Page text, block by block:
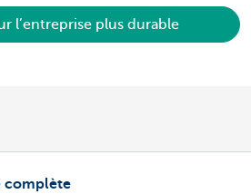
l’entreprise plus durable
complète